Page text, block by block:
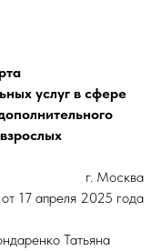
услуг в сфере
г. Москва
17 апреля 2025 года
Татьяна